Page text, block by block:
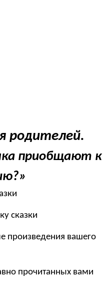
родителей.
приобщают к
сказки
произведения вашего
прочитанных вами